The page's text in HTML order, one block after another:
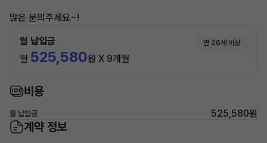
많은 문의주세요~!
월 납입금 만 26세 이상
월 525,580원 X 9개월
비용
월 납입금 525,580원
계약 정보